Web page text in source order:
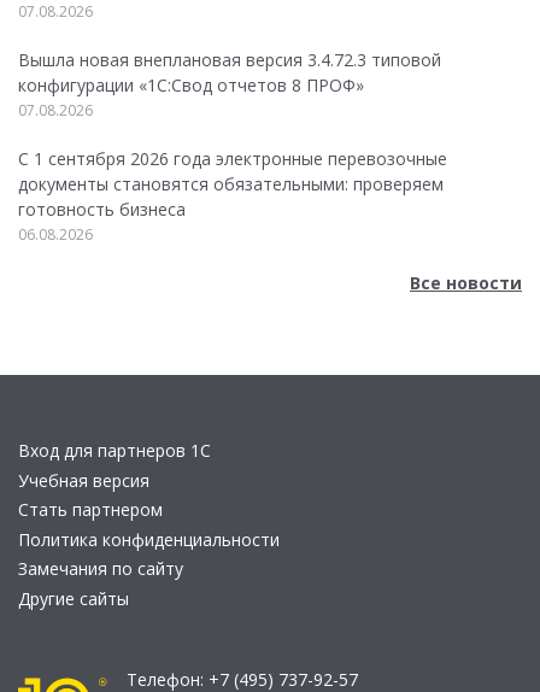
07.08.2026
Вышла новая внеплановая версия 3.4.72.3 типовой
конфигурации «1C:Свод отчетов 8 ПРОФ»
07.08.2026
С 1 сентября 2026 года электронные перевозочные
документы становятся обязательными: проверяем
готовность бизнеса
06.08.2026
Все новости
Вход для партнеров 1С
Учебная версия
Стать партнером
Политика конфиденциальности
Замечания по сайту
Другие сайты
Телефон: +7 (495) 737-92-57